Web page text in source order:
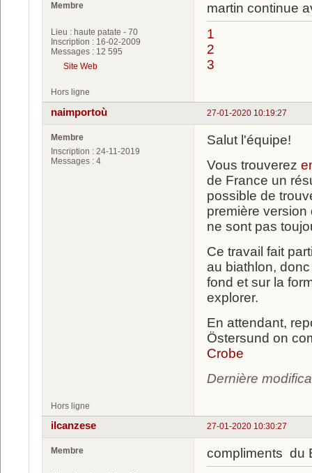
Membre
Lieu : haute patate - 70
Inscription : 16-02-2009
Messages : 12 595
Site Web
martin continue
1
2
3
Hors ligne
27-01-2020 10:19:27
naimportoù
Membre
Inscription : 24-11-2019
Messages : 4
Salut l'équipe!
Vous trouverez
de France un
possible de
première
ne sont pas
Ce travail fait
au biathlon,
fond et sur la
explorer.
En attendant,
Östersund on
Crobe
Dernière
Hors ligne
27-01-2020 10:30:27
ilcanzese
Membre
compliments du